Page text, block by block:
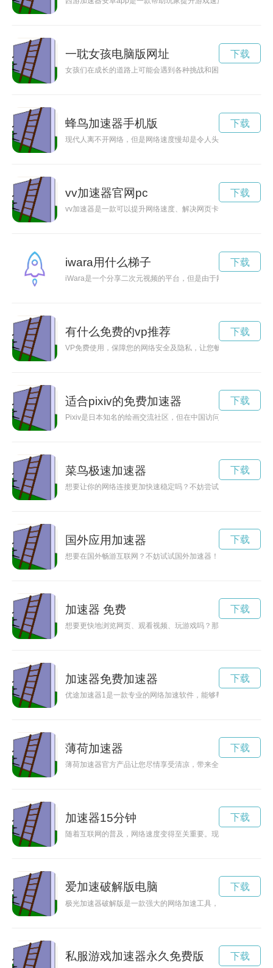
一耽女孩电脑版网址
女孩们在成长的道路上可能会遇到各种挑战和困难，但有一种“
下载
蜂鸟加速器手机版
现代人离不开网络，但是网络速度慢却是令人头痛的问题。蜂
下载
vv加速器官网pc
vv加速器是一款可以提升网络速度、解决网页卡顿问题的工具
下载
iwara用什么梯子
iWara是一个分享二次元视频的平台，但是由于网络环境的限
下载
有什么免费的vp推荐
VP免费使用，保障您的网络安全及隐私，让您畅游互联网无忧。
下载
适合pixiv的免费加速器
Pixiv是日本知名的绘画交流社区，但在中国访问速度受限。如
下载
菜鸟极速加速器
想要让你的网络连接更加快速稳定吗？不妨尝试一下菜鸟加速
下载
国外应用加速器
想要在国外畅游互联网？不妨试试国外加速器！本文将介绍如
下载
加速器 免费
想要更快地浏览网页、观看视频、玩游戏吗？那就赶紧下载99
下载
加速器免费加速器
优途加速器1是一款专业的网络加速软件，能够帮助用户提升网
下载
薄荷加速器
薄荷加速器官方产品让您尽情享受清凉，带来全新的体验，让您
下载
加速器15分钟
随着互联网的普及，网络速度变得至关重要。现在有一款免费
下载
爱加速破解版电脑
极光加速器破解版是一款强大的网络加速工具，可以有效帮助
下载
私服游戏加速器永久免费版 下载